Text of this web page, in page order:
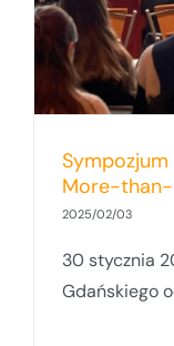
More-than-
2025/02/03
30 stycznia
Gdańskiego